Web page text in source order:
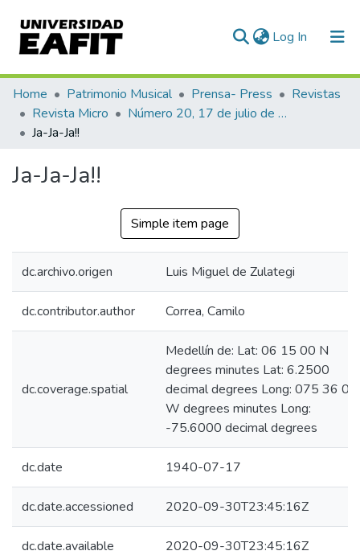
Log In (current)
Communities & Collections
All of DSpace
Home Patrimonio Musical Prensa- Press
Revistas
Revista Micro
Número 20, 17 de julio de 1940
Ja-Ja-Ja!!
Ja-Ja-Ja!!
Simple item page
dc.archivo.origen Luis Miguel de Zulategi
dc.contributor.author Correa, Camilo
dc.coverage.spatial
Medellín de: Lat: 06 15 00 N
degrees minutes Lat: 6.2500
decimal degrees Long: 075 36 00
W degrees minutes Long:
-75.6000 decimal degrees
dc.date 1940-07-17
dc.date.accessioned 2020-09-30T23:45:16Z
dc.date.available 2020-09-30T23:45:16Z